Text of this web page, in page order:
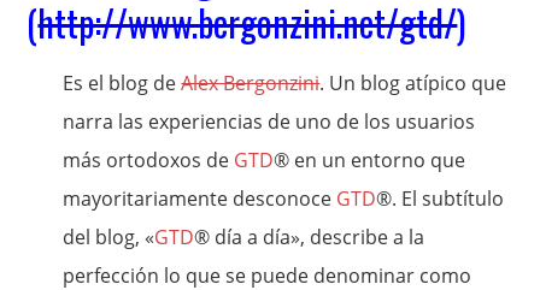
(http://www.bergonzini.net/gtd/)
Es el blog deAlex Bergonzini. Un blog atípico que
narra las experiencias de uno de los usuarios
más ortodoxos de GTD® en un entorno que
mayoritariamente desconoce GTD®. El subtítulo
del blog, «GTD® día a día», describe a la
perfección lo que se puede denominar como